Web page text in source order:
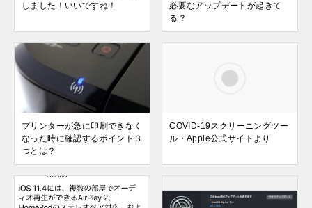
しました！いいですね！
必要なアップデートが起きて
る？
プリンターが急に印刷できなく
なった時に確認するポイント３
つとは？
COVID-19スクリーニングツー
ル・Apple公式サイトより